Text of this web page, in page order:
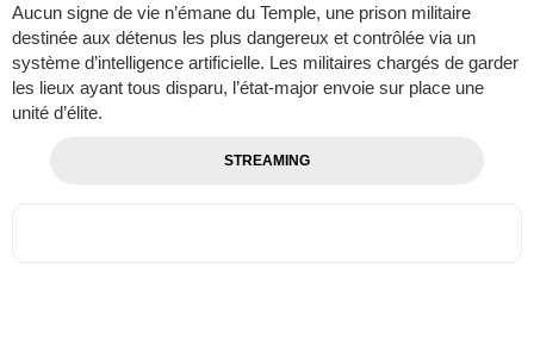
Aucun signe de vie n’émane du Temple, une prison militaire
destinée aux détenus les plus dangereux et contrôlée via un
système d’intelligence artificielle. Les militaires chargés de garder
les lieux ayant tous disparu, l’état-major envoie sur place une
unité d’élite.
STREAMING